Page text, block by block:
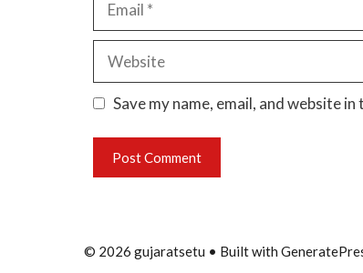
Save my name, email, and website
© 2026 gujaratsetu • Built with